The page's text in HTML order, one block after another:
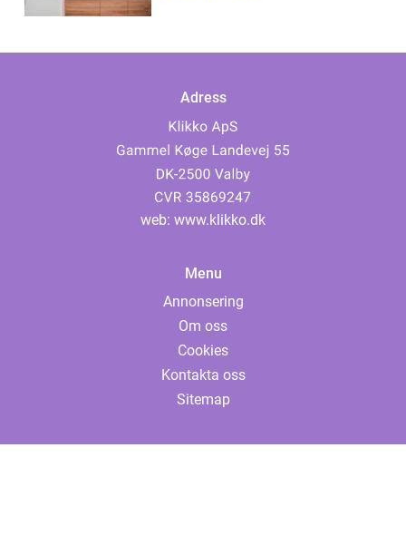
Adress
web: www.klikko.dk
Menu
Annonsering
Om oss
Cookies
Kontakta oss
Sitemap